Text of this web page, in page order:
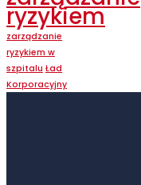
ryzykiem
zarządzanie
ryzykiem w
szpitalu Ład
Korporacyjny